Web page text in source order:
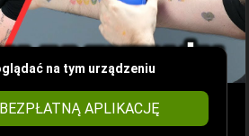
na tym urządzeniu
APLIKACJĘ